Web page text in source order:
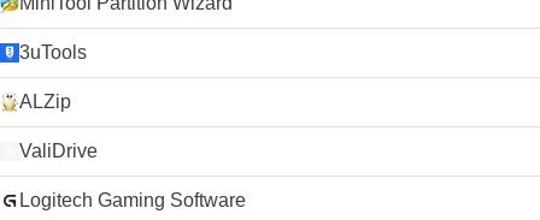
3uTools
ALZip
ValiDrive
Logitech Gaming Software